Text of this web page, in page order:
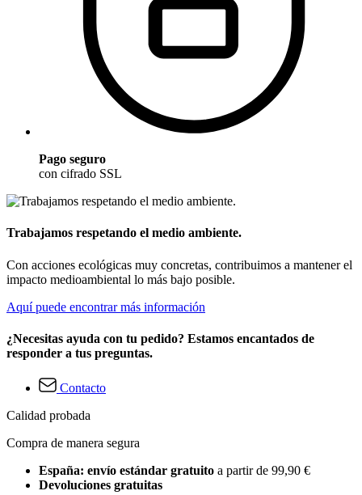
Pago seguro
con cifrado SSL
Trabajamos respetando el medio ambiente.
Con acciones ecológicas muy concretas, contribuimos a mantener el
impacto medioambiental lo más bajo posible.
Aquí puede encontrar más información
¿Necesitas ayuda con tu pedido? Estamos encantados de
responder a tus preguntas.
Contacto
Calidad probada
Compra de manera segura
España: envío estándar gratuito a partir de 99,90 €
Devoluciones gratuitas